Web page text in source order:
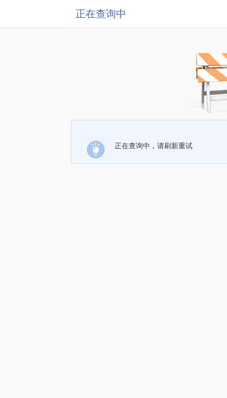
正在查询中
正在查询中，请刷新重试